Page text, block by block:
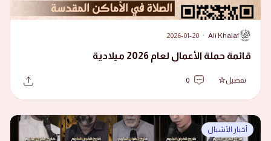
A
Ali Khalaf
·
2026-01-20
قائمة حملة الأعمال لعام 2026 ميلادية
تفضيل 0
أخبار الأشبال